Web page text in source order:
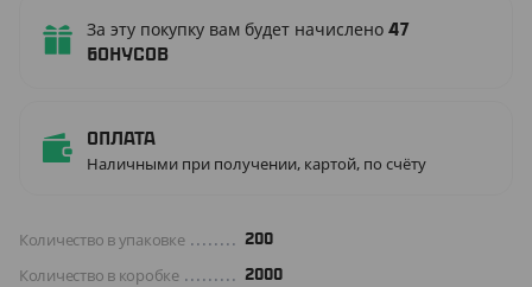
За эту покупку вам будет начислено 47
бонусов
Оплата
Наличными при получении, картой, по счёту
Количество в упаковке 200
Количество в коробке 2000